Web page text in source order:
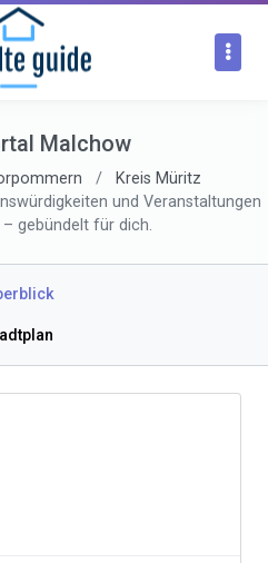
Malchow
Kreis Müritz
und Veranstaltungen
gebündelt für dich.